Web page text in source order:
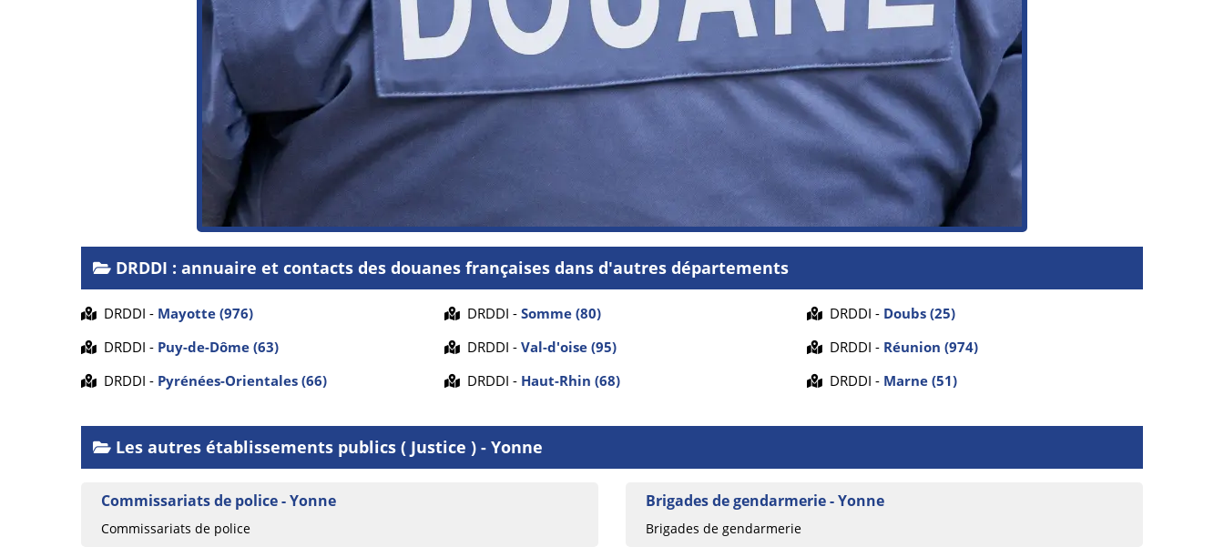
DRDDI : annuaire et contacts des douanes françaises dans d'autres départements
DRDDI - Mayotte (976) DRDDI - Somme (80) DRDDI - Doubs (25)
DRDDI - Puy-de-Dôme (63) DRDDI - Val-d'oise (95) DRDDI - Réunion (974)
DRDDI - Pyrénées-Orientales (66) DRDDI - Haut-Rhin (68) DRDDI - Marne (51)
Les autres établissements publics ( Justice ) - Yonne
Commissariats de police - Yonne
Commissariats de police
Brigades de gendarmerie - Yonne
Brigades de gendarmerie